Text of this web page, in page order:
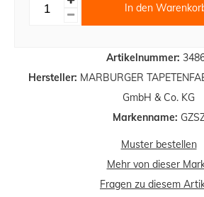
Artikelnummer:
Hersteller: MARBURGER
GmbH & Co. KG
Markenname:
In den
Muster bestellen
Mehr von dieser
Fragen zu diesem